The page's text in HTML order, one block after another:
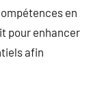
en
pour enhancer
afin